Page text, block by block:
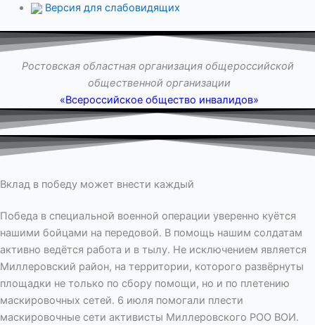
Версия для слабовидящих
Ростовская областная организация общероссийской
общественной организации
«Всероссийское общество инвалидов»
Вклад в победу может внести каждый
Победа в специальной военной операции уверенно куётся
нашими бойцами на передовой. В помощь нашим солдатам
активно ведётся работа и в тылу. Не исключением является
Миллеровский район, на территории, которого развёрнуты
площадки не только по сбору помощи, но и по плетению
маскировочных сетей. 6 июля помогали плести
маскировочные сети активисты Миллеровского РОО ВОИ.